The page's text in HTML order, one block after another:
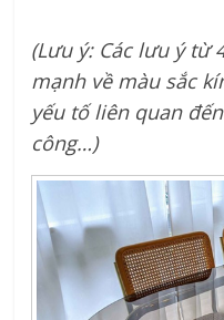
(Lưu ý: Các lưu ý từ
mạnh về màu sắc
yếu tố liên quan
công…)